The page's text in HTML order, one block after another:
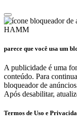
HAMM
parece que você usa um
A publicidade é uma
conteúdo. Para
bloqueador de
Após desabilitar,
Termos de Uso e